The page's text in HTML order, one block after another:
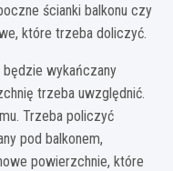
ścianki balkonu czy
które trzeba doliczyć.
wykańczany
trzeba uwzględnić.
Trzeba policzyć
pod balkonem,
powierzchnie, które